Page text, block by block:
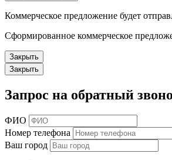
Коммерческое предложение будет
Сформированное коммерческое
Закрыть
Закрыть
Запрос на обратный
ФИО
Номер телефона
Ваш город